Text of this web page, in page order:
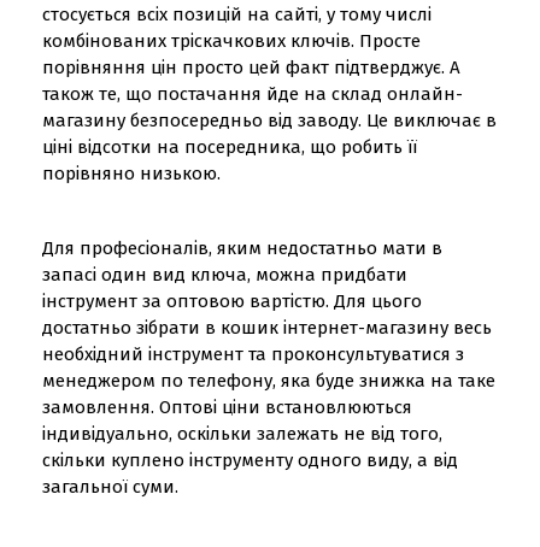
стосується всіх позицій на сайті, у тому числі
комбінованих тріскачкових ключів. Просте
порівняння цін просто цей факт підтверджує. А
також те, що постачання йде на склад онлайн-
магазину безпосередньо від заводу. Це виключає в
ціні відсотки на посередника, що робить її
порівняно низькою.
Для професіоналів, яким недостатньо мати в
запасі один вид ключа, можна придбати
інструмент за оптовою вартістю. Для цього
достатньо зібрати в кошик інтернет-магазину весь
необхідний інструмент та проконсультуватися з
менеджером по телефону, яка буде знижка на таке
замовлення. Оптові ціни встановлюються
індивідуально, оскільки залежать не від того,
скільки куплено інструменту одного виду, а від
загальної суми.